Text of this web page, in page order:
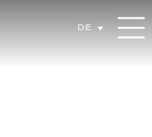
DE